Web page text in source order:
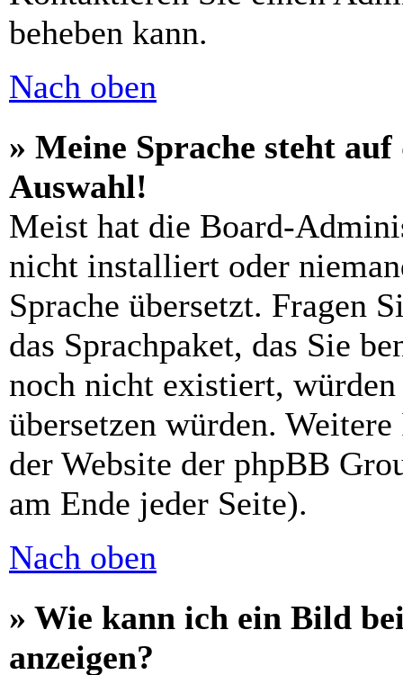
beheben kann.
Nach oben
» Meine Sprache steht
Auswahl!
Meist hat die Board-
nicht installiert oder
Sprache übersetzt. Fragen
das Sprachpaket, das Sie
noch nicht existiert,
übersetzen würden.
der Website der phpBB
am Ende jeder Seite).
Nach oben
» Wie kann ich ein Bild
anzeigen?